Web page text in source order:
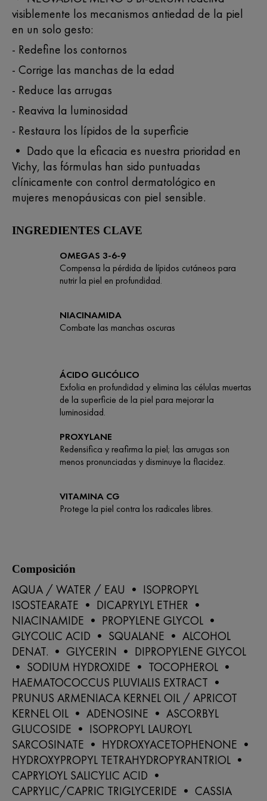
visiblemente los mecanismos antiedad de la piel
en un solo gesto:
- Redefine los contornos
- Corrige las manchas de la edad
- Reduce las arrugas
- Reaviva la luminosidad
- Restaura los lípidos de la superficie
• Dado que la eficacia es nuestra prioridad en
Vichy, las fórmulas han sido puntuadas
clínicamente con control dermatológico en
mujeres menopáusicas con piel sensible.
INGREDIENTES CLAVE
OMEGAS 3-6-9
Compensa la pérdida de lípidos cutáneos para
nutrir la piel en profundidad.
NIACINAMIDA
Combate las manchas oscuras
ÁCIDO GLICÓLICO
Exfolia en profundidad y elimina las células muertas
de la superficie de la piel para mejorar la
luminosidad.
PROXYLANE
Redensifica y reafirma la piel; las arrugas son
menos pronunciadas y disminuye la flacidez.
VITAMINA CG
Protege la piel contra los radicales libres.
Composición
AQUA / WATER / EAU • ISOPROPYL
ISOSTEARATE • DICAPRYLYL ETHER •
NIACINAMIDE • PROPYLENE GLYCOL •
GLYCOLIC ACID • SQUALANE • ALCOHOL
DENAT. • GLYCERIN • DIPROPYLENE GLYCOL
• SODIUM HYDROXIDE • TOCOPHEROL •
HAEMATOCOCCUS PLUVIALIS EXTRACT •
PRUNUS ARMENIACA KERNEL OIL / APRICOT
KERNEL OIL • ADENOSINE • ASCORBYL
GLUCOSIDE • ISOPROPYL LAUROYL
SARCOSINATE • HYDROXYACETOPHENONE •
HYDROXYPROPYL TETRAHYDROPYRANTRIOL •
CAPRYLOYL SALICYLIC ACID •
CAPRYLIC/CAPRIC TRIGLYCERIDE • CASSIA